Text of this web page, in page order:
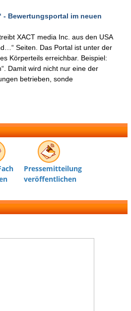
- Bewertungsportal im neuen
XACT media Inc. aus den USA
Seiten. Das Portal ist unter der
Körperteils erreichbar. Beispiel:
Damit wird nicht nur eine der
betrieben, sonde
Pressemitteilung
veröffentlichen